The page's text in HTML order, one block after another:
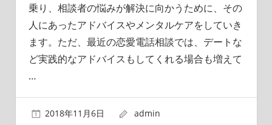
乗り、相談者の悩みが解決に向かうために、その
人にあったアドバイスやメンタルケアをしていき
ます。ただ、最近の恋愛電話相談では、デートな
ど実践的なアドバイスもしてくれる場合も増えて
…
2018年11月6日 admin